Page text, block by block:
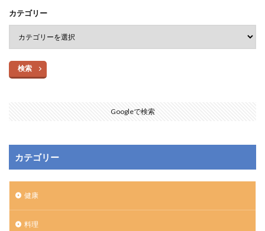
カテゴリー
検索
Googleで検索
カテゴリー
健康
料理